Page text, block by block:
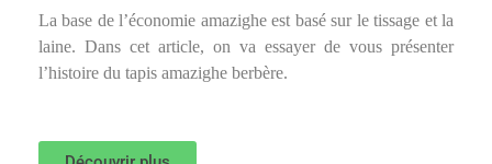
La base de l’économie amazighe est basé sur le tissage et la
laine. Dans cet article, on va essayer de vous présenter
l’histoire du tapis amazighe berbère.